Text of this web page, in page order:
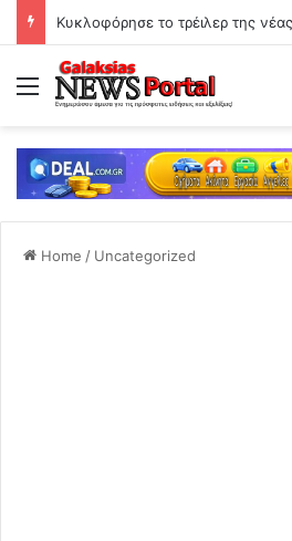
Menu
Home / Uncategorized